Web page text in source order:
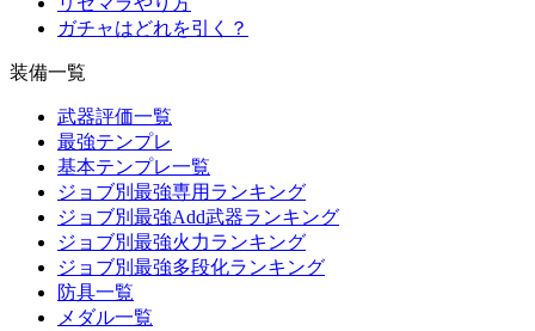
ガチャはどれを引く？
装備一覧
武器評価一覧
最強テンプレ
基本テンプレ一覧
ジョブ別最強専用ランキング
ジョブ別最強Add武器ランキング
ジョブ別最強火力ランキング
ジョブ別最強多段化ランキング
防具一覧
メダル一覧